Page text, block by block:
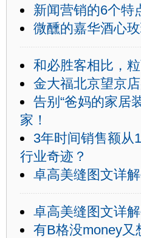
新闻营销的6个特
微醺的嘉华酒心
和必胜客相比，
金大福北京望京
告别“爸妈的家居
家！
3年时间销售额从
行业奇迹？
卓高美缝图文详
卓高美缝图文详
有B格没money又